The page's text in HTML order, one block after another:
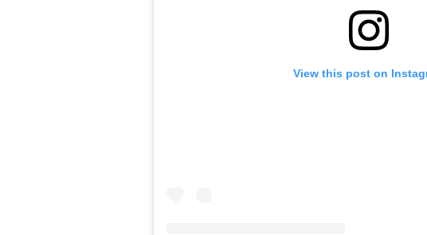
View this post on